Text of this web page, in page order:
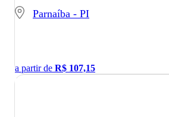
Parnaíba - PI
a partir de R$ 107,15